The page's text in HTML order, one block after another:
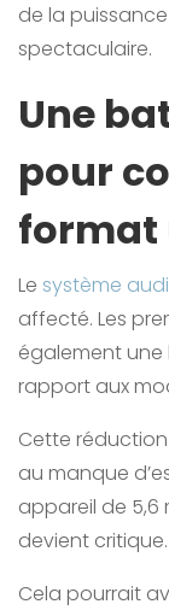
de la
spectaculaire.
Une
pour
Le système
affecté. Les
également
rapport aux
Cette
au manque
appareil de 5,6
devient critique.
Cela pourrait